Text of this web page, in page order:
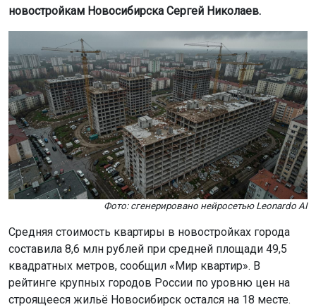
новостройкам Новосибирска Сергей Николаев.
Фото: сгенерировано нейросетью Leonardo AI
Средняя стоимость квартиры в новостройках города
составила 8,6 млн рублей при средней площади 49,5
квадратных метров, сообщил «Мир квартир». В
рейтинге крупных городов России по уровню цен на
строящееся жильё Новосибирск остался на 18 месте.